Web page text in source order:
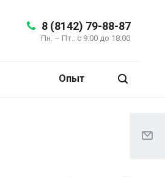
8 (8142) 79-88-87
Пн. – Пт.: с 9:00 до 18:00
Опыт